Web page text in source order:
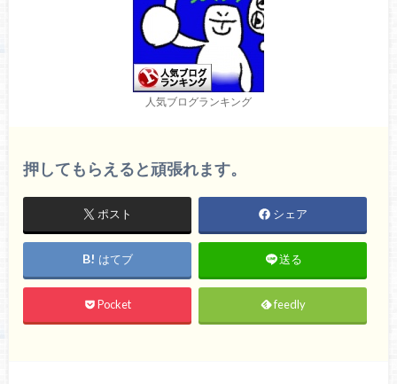
人気ブログランキング
押してもらえると頑張れます。
ポスト シェア
はてブ 送る
Pocket feedly